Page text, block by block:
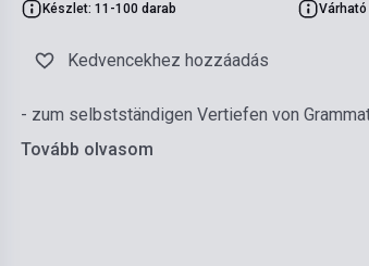
Készlet: 11-100 darab
Kedvencekhez hozzáadás
- zum selbstständigen Vertiefen von
Tovább olvasom